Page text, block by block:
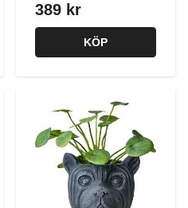
389 kr
KÖP